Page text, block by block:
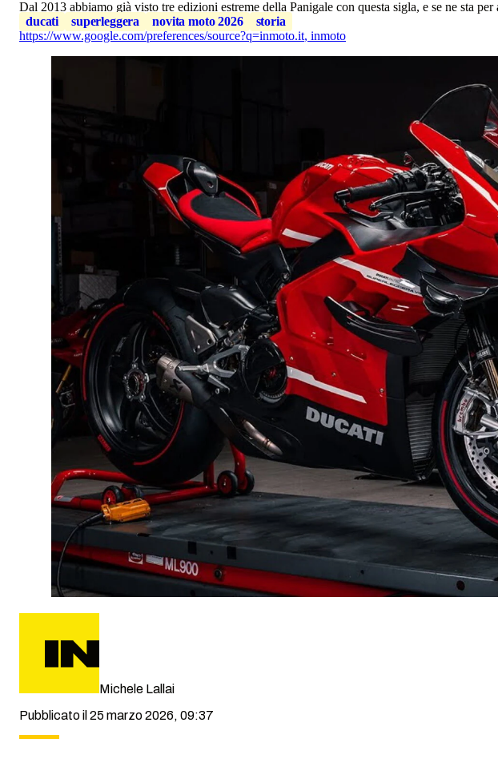
Dal 2013 abbiamo già visto tre edizioni estreme della Panigale con questa sigla, e se ne sta
ducati
superleggera novita moto 2026
storia
https://www.google.com/preferences/source?q=inmoto.it, inmoto
Michele Lallai
Pubblicato il 25 marzo 2026, 09:37